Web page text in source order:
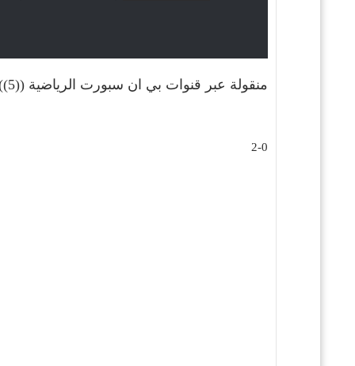
منقولة عبر قنوات بي ان سبورت الرياضية ((5)) بجوده عالية وسيكون المعلق : علي محمد علي .
2-0